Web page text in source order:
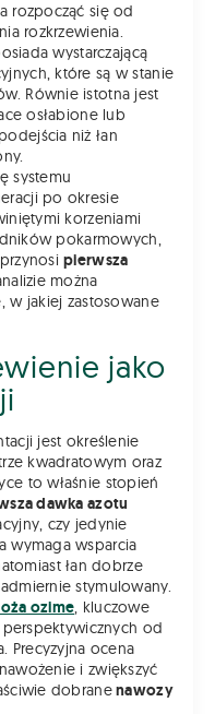
rozpocząć się od
rozkrzewienia.
wystarczającą
które są w stanie
Równie istotna jest
osłabione lub
niż łan
systemu
po okresie
korzeniami
pokarmowych,
pierwsza
można
w jakiej zastosowane
jako
jest określenie
kwadratowym oraz
to właśnie stopień
dawka azotu
czy jedynie
wymaga wsparcia
łan dobrze
stymulowany.
ozime, kluczowe
od
Precyzyjna ocena
i zwiększyć
dobranenawozy